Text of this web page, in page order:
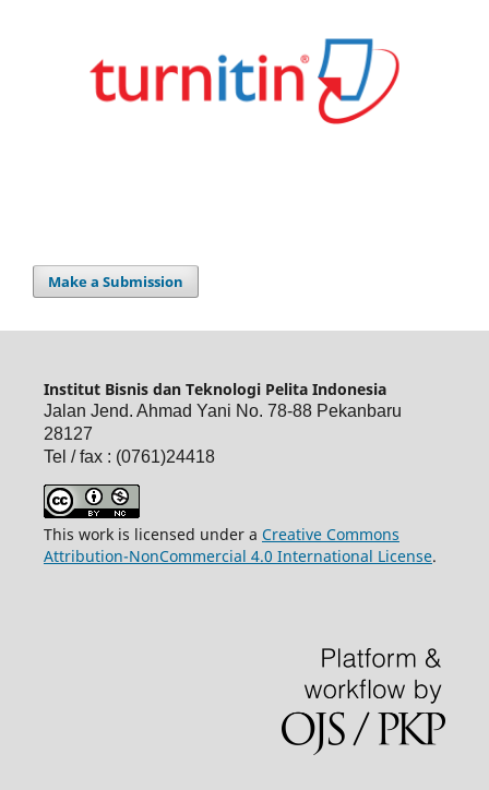
Make a Submission
Institut Bisnis dan Teknologi Pelita Indonesia
Jalan Jend. Ahmad Yani No. 78-88 Pekanbaru
28127
Tel / fax : (0761)24418
This work is licensed under a Creative Commons
Attribution-NonCommercial 4.0 International License.